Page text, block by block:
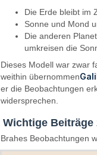
Die Erde bleibt im
Sonne und Mond
Die anderen
umkreisen die
Dieses Modell war zwar
weithin übernommen
er die Beobachtungen
widersprechen.
Wichtige
Brahes Beobachtungen